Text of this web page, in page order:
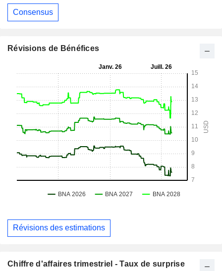
Consensus
Révisions de Bénéfices
Révisions des estimations
Chiffre d'affaires trimestriel - Taux de surprise